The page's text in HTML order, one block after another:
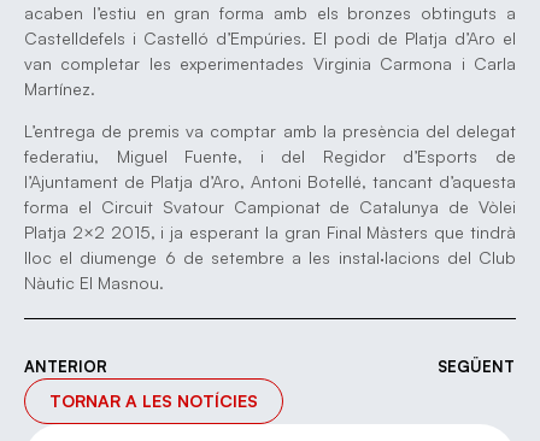
acaben l’estiu en gran forma amb els bronzes obtinguts a
Castelldefels i Castelló d’Empúries. El podi de Platja d’Aro el
van completar les experimentades Virginia Carmona i Carla
Martínez.
L’entrega de premis va comptar amb la presència del delegat
federatiu, Miguel Fuente, i del Regidor d’Esports de
l’Ajuntament de Platja d’Aro, Antoni Botellé, tancant d’aquesta
forma el Circuit Svatour Campionat de Catalunya de Vòlei
Platja 2×2 2015, i ja esperant la gran Final Màsters que tindrà
lloc el diumenge 6 de setembre a les instal·lacions del Club
Nàutic El Masnou.
ANTERIOR SEGÜENT
TORNAR A LES NOTÍCIES